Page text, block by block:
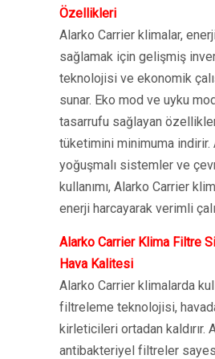
Özellikleri
Alarko Carrier klimalar,
sağlamak için gelişmiş
teknolojisi ve ekonomik
sunar. Eko mod ve uyku
tasarrufu sağlayan
tüketimini minimuma indirir.
yoğuşmalı sistemler ve
kullanımı, Alarko Carrier
enerji harcayarak verimli
Alarko Carrier Klima Filtre
Hava Kalitesi
Alarko Carrier klimalarda
filtreleme teknolojisi,
kirleticileri ortadan kaldırır.
antibakteriyel filtreler